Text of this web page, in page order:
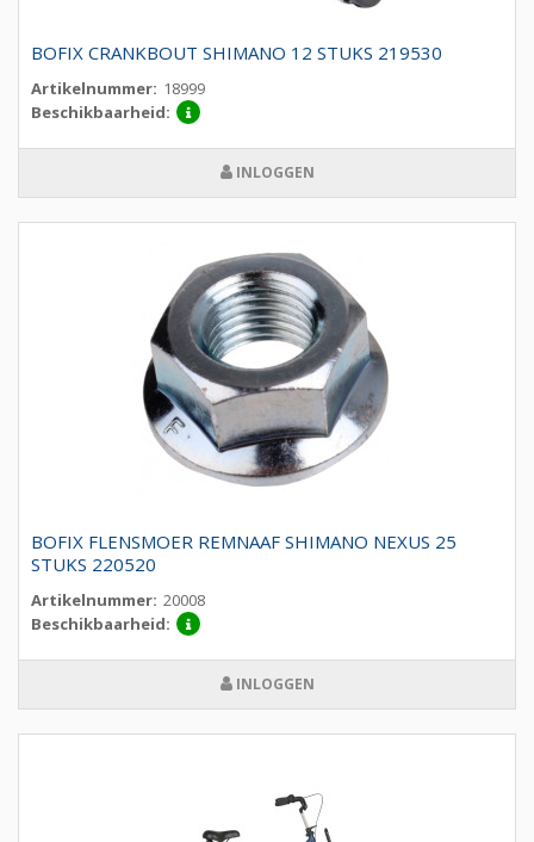
BOFIX CRANKBOUT SHIMANO 12 STUKS 219530
Artikelnummer: 18999
Beschikbaarheid:
INLOGGEN
BOFIX FLENSMOER REMNAAF SHIMANO NEXUS 25
STUKS 220520
Artikelnummer: 20008
Beschikbaarheid:
INLOGGEN